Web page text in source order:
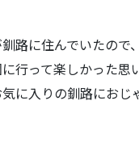
路に住んでいたので
行って楽しかった思
に入りの釧路におじ